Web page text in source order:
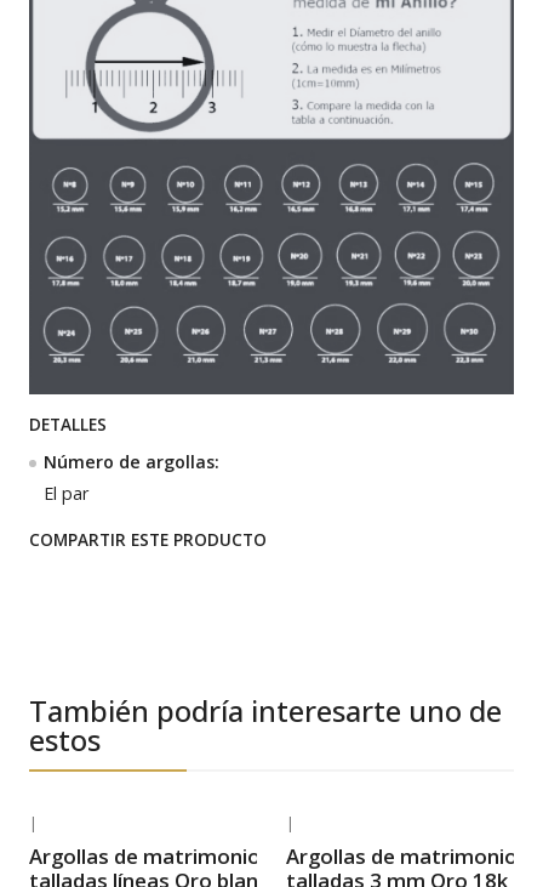
DETALLES
Número de argollas:
El par
COMPARTIR ESTE PRODUCTO
También podría interesarte uno de
estos
Envío Gratis
|
Argollas de matrimonio
talladas líneas Oro blanco
Envío Gratis
|
Argollas de matrimonio
talladas 3 mm Oro 18k